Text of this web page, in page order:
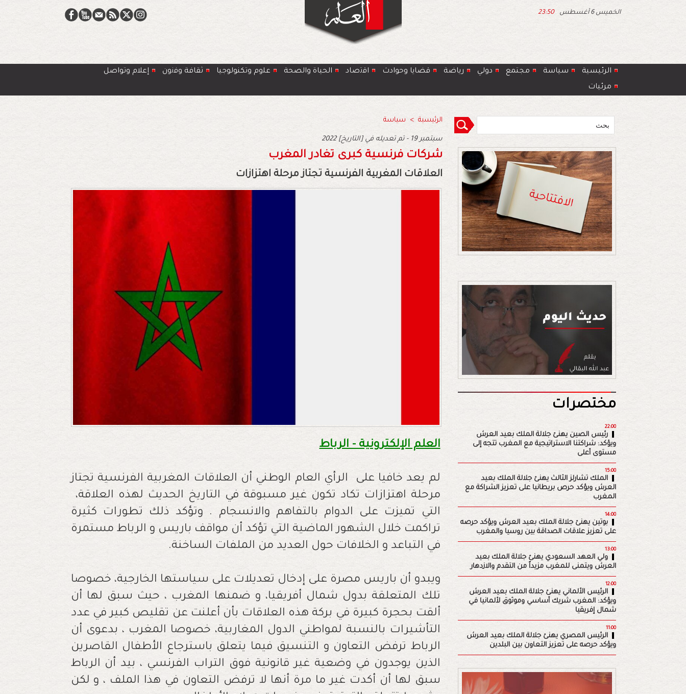
الخميس 6 أغسطس 23:50
الرئيسية سياسة مجتمع دولي رياضة قضايا وحوادث اﻗﺗﺻﺎد الحياة والصحة ﻋﻠوم وتكنولوجيا ﺛﻘﺎﻓﺔ وﻓﻧون
إعلام وتواصل
مرئيات
الرئيسية > سياسة
2022 سبتمبر 19 - تم تعديله في [التاريخ]
شركات‭ ‬فرنسية‭ ‬كبرى‭ ‬تغادر‭ ‬المغرب‭ ‬
العلاقات‭ ‬المغربية‭ ‬الفرنسية‭ ‬تجتاز‭ ‬مرحلة‭ ‬اهتزازات‭ ‬
العلم الإلكترونية - الرباط
لم‭ ‬يعد‭ ‬خافيا‭ ‬على‭ ‬الرأي‭ ‬العام‭ ‬الوطني‭ ‬أن‭ ‬العلاقات‭ ‬المغربية‭ ‬الفرنسية‭ ‬تجتاز‭
‬مرحلة‭ ‬اهتزازات‭ ‬تكاد‭ ‬تكون‭ ‬غير‭ ‬مسبوقة‭ ‬في‭ ‬التاريخ‭ ‬الحديث‭ ‬لهذه‭ ‬العلاقة‭ ‬،‭
‬في‭ ‬التباعد‭ ‬و‭ ‬الخلافات‭ ‬حول‭ ‬العديد‭ ‬من‭ ‬الملفات‭ ‬الساخنة‭ .‬
مختصرات
22:00
رئيس الصين يهنئ جلالة الملك بعيد العرش
ويؤكد: شراكتنا الاستراتيجية مع المغرب تتجه إلى
مستوى أعلى
15:00
الملك تشارلز الثالث يهنئ جلالة الملك بعيد
العرش ويؤكد حرص بريطانيا على تعزيز الشراكة مع
المغرب
14:00
بوتين يهنئ جلالة الملك بعيد العرش ويؤكد حرصه
على تعزيز علاقات الصداقة بين روسيا والمغرب
13:00
ولي العهد السعودي يهنئ جلالة الملك بعيد
العرش ويتمنى للمغرب مزيداً من التقدم والازدهار
12:00
الرئيس الألماني يهنئ جلالة الملك بعيد العرش
ويؤكد: المغرب شريك أساسي وموثوق لألمانيا في
شمال إفريقيا
11:00
الرئيس المصري يهنئ جلالة الملك بعيد العرش
ويؤكد حرصه على تعزيز التعاون بين البلدين